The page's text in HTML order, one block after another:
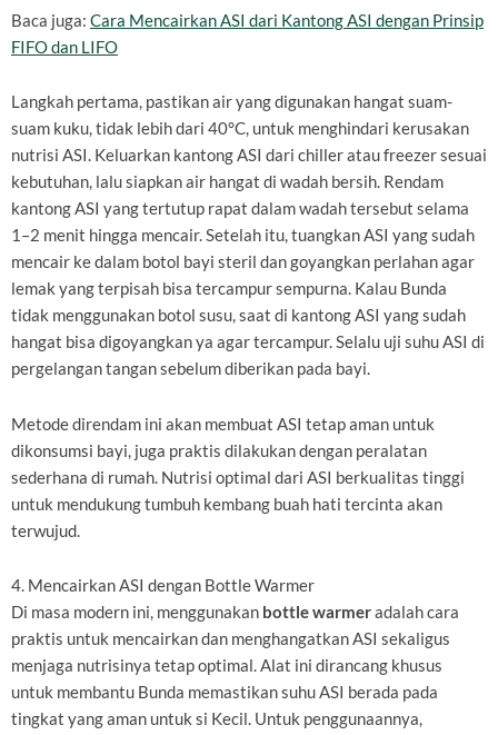
Baca juga: Cara Mencairkan ASI dari Kantong ASI dengan Prinsip
FIFO dan LIFO
Langkah pertama, pastikan air yang digunakan hangat suam-
suam kuku, tidak lebih dari 40°C, untuk menghindari kerusakan
nutrisi ASI. Keluarkan kantong ASI dari chiller atau freezer sesuai
kebutuhan, lalu siapkan air hangat di wadah bersih. Rendam
kantong ASI yang tertutup rapat dalam wadah tersebut selama
1–2 menit hingga mencair. Setelah itu, tuangkan ASI yang sudah
mencair ke dalam botol bayi steril dan goyangkan perlahan agar
lemak yang terpisah bisa tercampur sempurna. Kalau Bunda
tidak menggunakan botol susu, saat di kantong ASI yang sudah
hangat bisa digoyangkan ya agar tercampur. Selalu uji suhu ASI di
pergelangan tangan sebelum diberikan pada bayi.
Metode direndam ini akan membuat ASI tetap aman untuk
dikonsumsi bayi, juga praktis dilakukan dengan peralatan
sederhana di rumah. Nutrisi optimal dari ASI berkualitas tinggi
untuk mendukung tumbuh kembang buah hati tercinta akan
terwujud.
4. Mencairkan ASI dengan Bottle Warmer
Di masa modern ini, menggunakan bottle warmeradalah cara
praktis untuk mencairkan dan menghangatkan ASI sekaligus
menjaga nutrisinya tetap optimal. Alat ini dirancang khusus
untuk membantu Bunda memastikan suhu ASI berada pada
tingkat yang aman untuk si Kecil. Untuk penggunaannya,